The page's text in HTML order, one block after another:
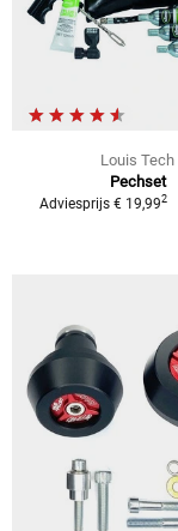
Louis Tech
Pechset
Adviesprijs € 19,992